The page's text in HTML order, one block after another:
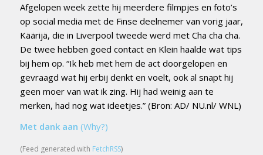
Afgelopen week zette hij meerdere filmpjes en foto’s
op social media met de Finse deelnemer van vorig jaar,
Käärijä, die in Liverpool tweede werd met Cha cha cha.
De twee hebben goed contact en Klein haalde wat tips
bij hem op. “Ik heb met hem de act doorgelopen en
gevraagd wat hij erbij denkt en voelt, ook al snapt hij
geen moer van wat ik zing. Hij had weinig aan te
merken, had nog wat ideetjes.” (Bron: AD/ NU.nl/ WNL)
Met dank aan (Why?)
(Feed generated with FetchRSS)